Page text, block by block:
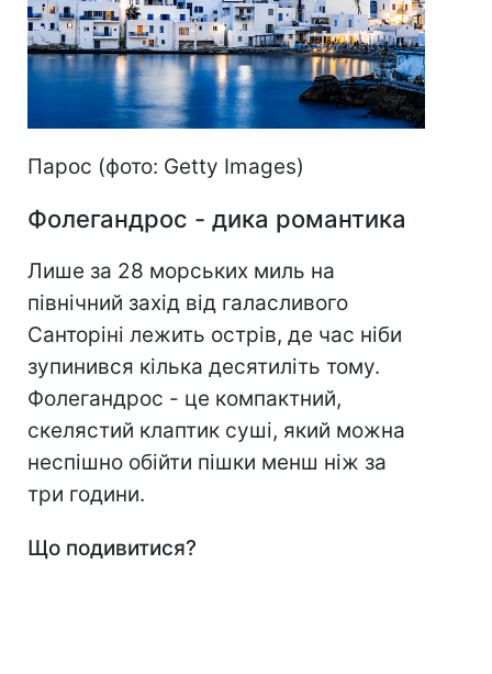
Парос (фото: Getty Images)
Фолегандрос - дика романтика
Лише за 28 морських миль на
північний захід від галасливого
Санторіні лежить острів, де час ніби
зупинився кілька десятиліть тому.
Фолегандрос - це компактний,
скелястий клаптик суші, який можна
неспішно обійти пішки менш ніж за
три години.
Що подивитися?